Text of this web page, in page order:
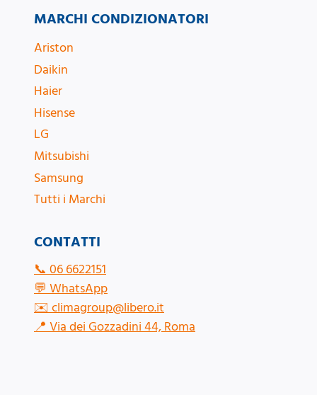
CONTATTI
📞06 6622151
💬WhatsApp
✉️climagroup@libero.it
📍Via dei Gozzadini 44, Roma
MARCHI CONDIZIONATORI
Ariston
Daikin
Haier
Hisense
LG
Mitsubishi
Samsung
Tutti i Marchi